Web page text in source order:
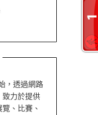
，透過網路
致力於提供
、比賽、